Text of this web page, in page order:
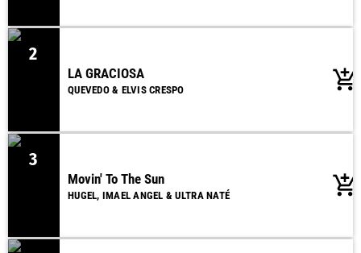
2
LA GRACIOSA
QUEVEDO & ELVIS CRESPO add_shopping_cart
3
Movin' To The Sun
HUGEL, IMAEL ANGEL & ULTRA NATÉ add_shopping_cart